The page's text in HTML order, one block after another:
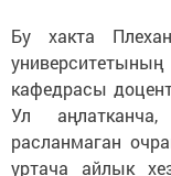
Бу хакта
кафедрасы
Ул
расланмаган
уртача айлык